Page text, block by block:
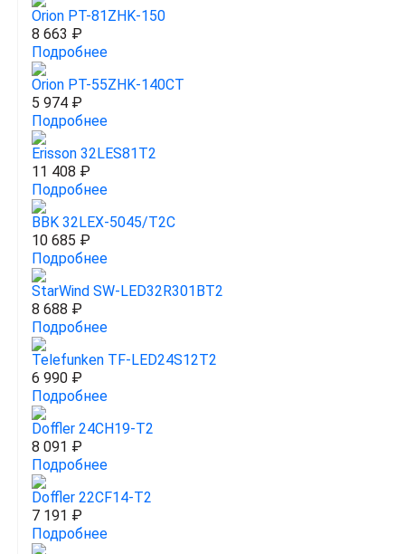
Orion PT-81ZHK-150
8 663 ₽
Подробнее
Orion PT-55ZHK-140CT
5 974 ₽
Подробнее
Erisson 32LES81T2
11 408 ₽
Подробнее
BBK 32LEX-5045/T2C
10 685 ₽
Подробнее
StarWind SW-LED32R301BT2
8 688 ₽
Подробнее
Telefunken TF-LED24S12T2
6 990 ₽
Подробнее
Doffler 24CH19-T2
8 091 ₽
Подробнее
Doffler 22CF14-T2
7 191 ₽
Подробнее